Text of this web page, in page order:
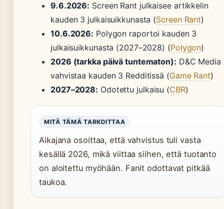
9.6.2026: Screen Rant julkaisee artikkelin
kauden 3 julkaisuikkunasta (Screen Rant)
10.6.2026: Polygon raportoi kauden 3
julkaisuikkunasta (2027–2028) (Polygon)
2026 (tarkka päivä tuntematon): D&C Media
vahvistaa kauden 3 Redditissä (Game Rant)
2027–2028: Odotettu julkaisu (CBR)
MITÄ TÄMÄ TARKOITTAA
Aikajana osoittaa, että vahvistus tuli vasta
kesällä 2026, mikä viittaa siihen, että tuotanto
on aloitettu myöhään. Fanit odottavat pitkää
taukoa.